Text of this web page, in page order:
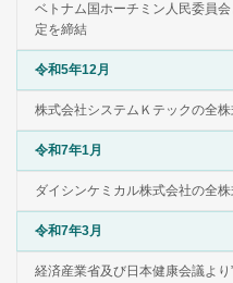
ベトナム国ホーチミン人民委員
定を締結
令和5年12月
株式会社システムＫテックの全
令和7年1月
ダイシンケミカル株式会社の全
令和7年3月
経済産業省及び日本健康会議よ